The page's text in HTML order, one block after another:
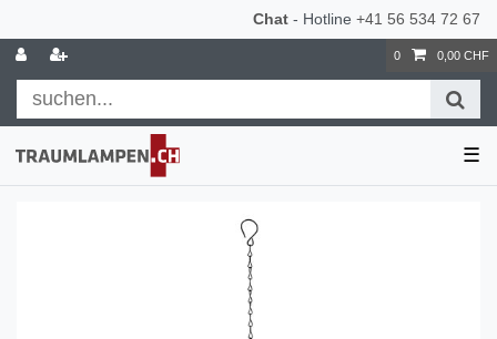
Chat - Hotline +41 56 534 72 67
0 0,00 CHF
☰